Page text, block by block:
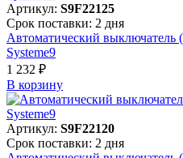
Артикул: S9F22125
Срок поставки: 2 дня
Автоматический
Systeme9
1 232 ₽
В корзинy
Артикул: S9F22120
Срок поставки: 2 дня